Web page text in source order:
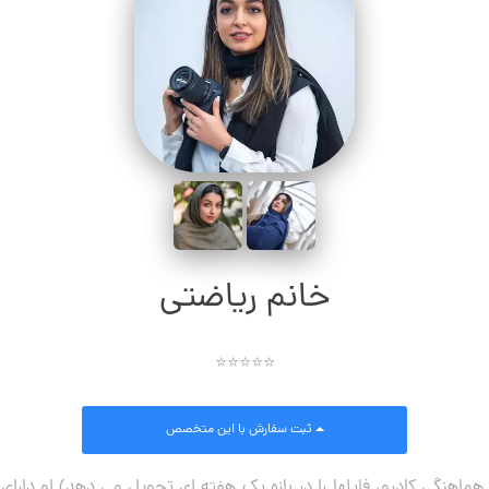
خانم ریاضتی
⭐⭐⭐⭐⭐
با این متخصص